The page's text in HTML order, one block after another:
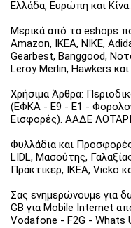
Ελλάδα, Ευρώπη και Κίνα.
Μερικά από τα eshops
Amazon, IKEA, NIKE,
Gearbest, Banggood,
Leroy Merlin, Hawkers
Χρήσιμα Άρθρα:
(ΕΦΚΑ - Ε9 - Ε1 -
Εισφορές). ΑΑΔΕ
Φυλλάδια και
LIDL, Μασούτης,
Πράκτικερ, ΙΚΕΑ, Vicko
Σας ενημερώνουμε για
GB για Mobile Internet
Vodafone - F2G - Whats